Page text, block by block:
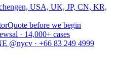
USA, UK, JP, CN, KR,
Quote before we begin
al · 14,000+ cases
@nycv · +66 83 249 4999